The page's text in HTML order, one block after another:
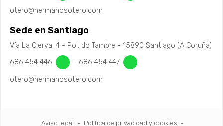
otero@hermanosotero.com
Sede en Santiago
Vía La Cierva, 4 - Pol. do Tambre - 15890 Santiago (A Coruña)
686 454 446
- 686 454 447
otero@hermanosotero.com
Aviso legal - Política de privacidad y cookies -